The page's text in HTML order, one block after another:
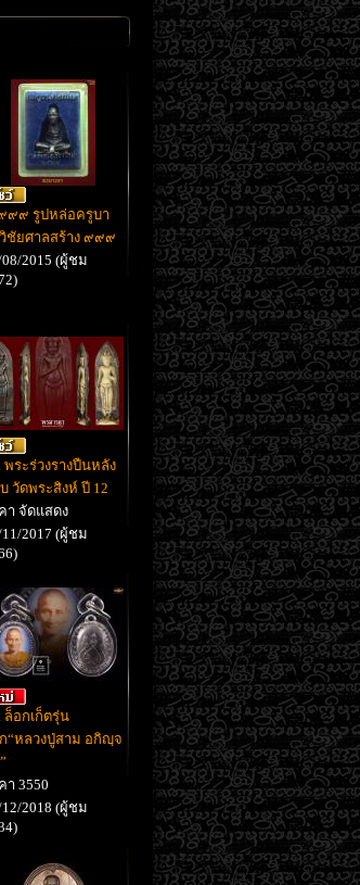
๙๙ รูปหล่อครูบา
ชัยศาลสร้าง ๙๙๙
2015 (ผู้ชม
พระร่วงรางปืนหลัง
วัดพระสิงห์ ปี 12
า จัดแสดง
2017 (ผู้ชม
ล็อกเก็ตรุ่น
“หลวงปู่สาม อกิญฺจ
า 3550
2018 (ผู้ชม